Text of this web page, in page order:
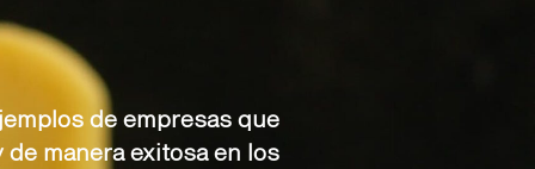
de empresas que
de manera exitosa en los